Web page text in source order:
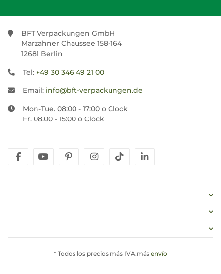
BFT Verpackungen GmbH
Marzahner Chaussee 158-164
12681 Berlin
Tel: +49 30 346 49 21 00
Email: info@bft-verpackungen.de
Mon-Tue. 08:00 - 17:00 o Clock
Fr. 08.00 - 15:00 o Clock
facebookyoutubepinterestinstagram
tiktok
* Todos los precios más IVA.más envío